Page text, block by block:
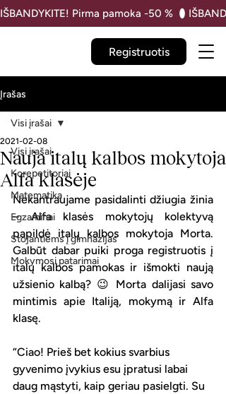
Registruotis
IŠBANDYKITE! Pirma pamoka -50 %
Įrašas
Visi įrašai
Korepetitoriai
Matematika
Egzaminai
Stojantiems į gimnazijas
Mokymosi patarimai
Visi įrašai
Nauja italų kalbos mokytoja
Alfa klasėje
2021-02-08
Nekantraujame pasidalinti džiugia žinia
– Alfa klasės mokytojų kolektyvą
papildė italų kalbos mokytoja Morta.
Galbūt dabar puiki proga registruotis į
italų kalbos pamokas ir išmokti naują
užsienio kalbą? 😉 Morta dalijasi savo
mintimis apie Italiją, mokymą ir Alfa
klasę.
“Ciao! Prieš bet kokius svarbius
gyvenimo įvykius esu įpratusi labai
daug mąstyti, kaip geriau pasielgti. Su